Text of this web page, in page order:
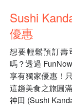
Sushi
優惠
想要輕鬆預訂壽
嗎？透過
享有獨家優惠！
這趟美食之旅圓
神田 (Sushi